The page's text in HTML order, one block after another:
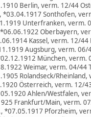
Berlin, verm. 12/44
*03.04.1917 Sonthofen,
Unterfranken, verm.
*06.06.1922 Oberbayern,
Kassel, verm. 12/
Augsburg, verm.
München,
Weimar, verm. 04/44
Rolandseck/
Österreich, verm. 12/
Ahlen/Westfalen,
Frankfurt/Main, verm.
*07.05.1917 Pforzheim,